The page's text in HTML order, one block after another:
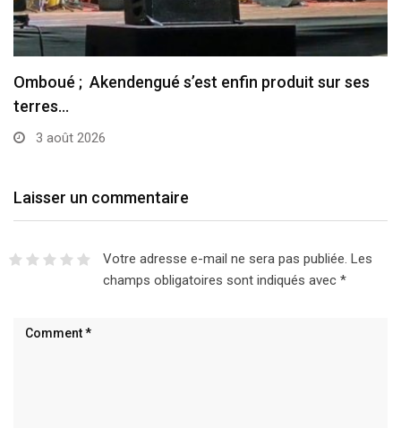
Omboué ; Akendengué s’est enfin produit sur ses
terres…
3 août 2026
Laisser un commentaire
Votre adresse e-mail ne sera pas publiée. Les
champs obligatoires sont indiqués avec *